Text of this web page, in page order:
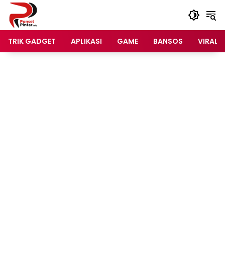
Langsung
konten
TRIK GADGET
APLIKASI GAME BANSOS VIRAL